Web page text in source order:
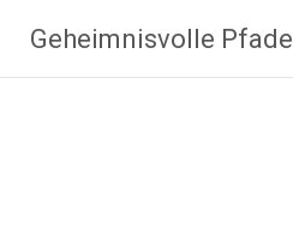
Inhalt
springen
Geheimnisvolle Pfade